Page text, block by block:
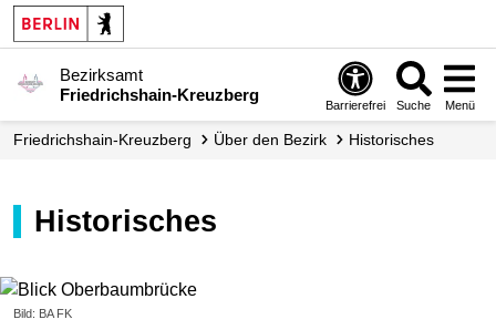
Bezirksamt
Friedrichshain-Kreuzberg
Barrierefrei Suche Menü
Friedrichshain-Kreuzberg Über den Bezirk Historisches
Historisches
Bild: BA FK